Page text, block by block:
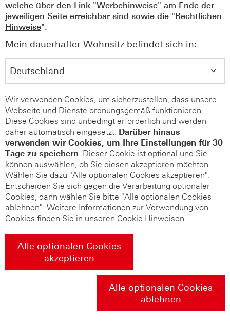
welche über den Link "Werbehinweise" am Ende der
jeweiligen Seite erreichbar sind sowie die "Rechtlichen
Hinweise".
Mein dauerhafter Wohnsitz befindet sich in:
Wir verwenden Cookies, um sicherzustellen, dass unsere
Webseite und Dienste ordnungsgemäß funktionieren.
Diese Cookies sind unbedingt erforderlich und werden
daher automatisch eingesetzt. Darüber hinaus
verwenden wir Cookies, um Ihre Einstellungen für 30
Tage zu speichern. Dieser Cookie ist optional und Sie
können auswählen, ob Sie diesen akzeptieren möchten.
Wählen Sie dazu "Alle optionalen Cookies akzeptieren".
Entscheiden Sie sich gegen die Verarbeitung optionaler
Cookies, dann wählen Sie bitte "Alle optionalen Cookies
ablehnen". Weitere Informationen zur Verwendung von
Cookies finden Sie in unseren Cookie Hinweisen.
Alle optionalen Cookies
akzeptieren
Alle optionalen Cookies
ablehnen